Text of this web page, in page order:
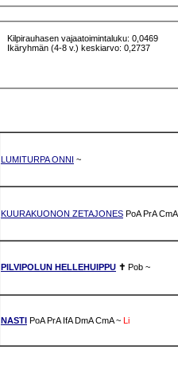
Kilpirauhasen vajaatoimintaluku: 0,0469
Ikäryhmän (4-8 v.) keskiarvo: 0,2737
LUMITURPA ONNI ~
KUURAKUONON ZETAJONES PoA PrA CmA
PILVIPOLUN HELLEHUIPPU ✝ Pob ~
NASTI PoA PrA IfA DmA CmA ~ Li